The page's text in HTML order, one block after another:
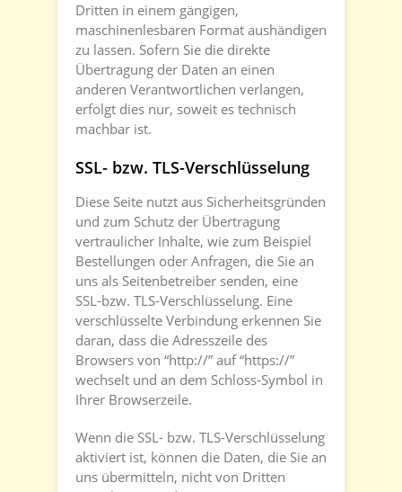
Dritten in einem gängigen,
maschinenlesbaren Format aushändigen
zu lassen. Sofern Sie die direkte
Übertragung der Daten an einen
anderen Verantwortlichen verlangen,
erfolgt dies nur, soweit es technisch
machbar ist.
SSL- bzw. TLS-Verschlüsselung
Diese Seite nutzt aus Sicherheitsgründen
und zum Schutz der Übertragung
vertraulicher Inhalte, wie zum Beispiel
Bestellungen oder Anfragen, die Sie an
uns als Seitenbetreiber senden, eine
SSL-bzw. TLS-Verschlüsselung. Eine
verschlüsselte Verbindung erkennen Sie
daran, dass die Adresszeile des
Browsers von “http://” auf “https://”
wechselt und an dem Schloss-Symbol in
Ihrer Browserzeile.
Wenn die SSL- bzw. TLS-Verschlüsselung
aktiviert ist, können die Daten, die Sie an
uns übermitteln, nicht von Dritten